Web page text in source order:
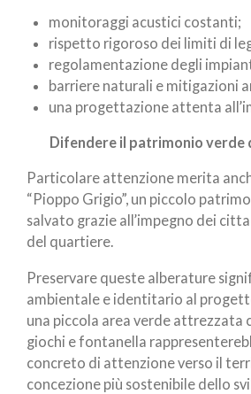
monitoraggi acustici costanti;
rispetto rigoroso dei limiti di
regolamentazione degli
barriere naturali e mitigazioni
una progettazione attenta
Difendere il patrimonio verde
Particolare attenzione merita
“Pioppo Grigio”, un piccolo
salvato grazie all’impegno dei
del quartiere.
Preservare queste alberature
ambientale e identitario al
una piccola area verde attrezzata
giochi e fontanella
concreto di attenzione verso il
concezione più sostenibile dello